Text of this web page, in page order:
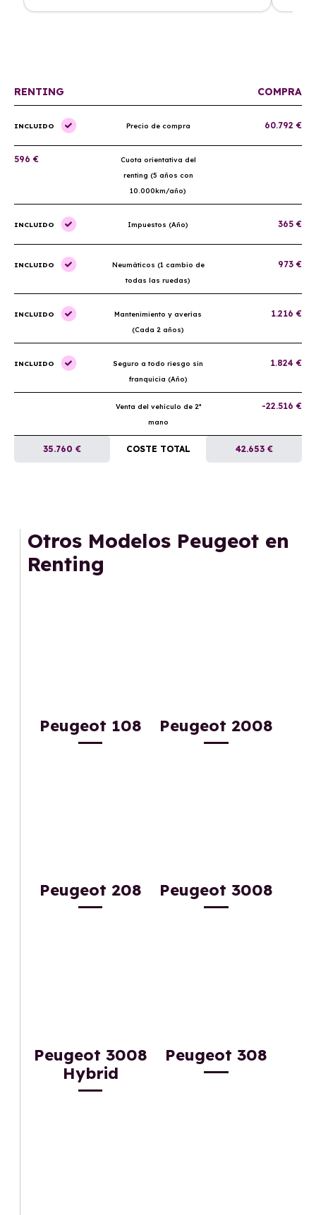
Renting. El coche llegó en perfectas condiciones y el
ha
RENTING COMPRA
INCLUIDO Precio de compra 60.792 €
596 €
Cuota orientativa del
renting (5 años con
10.000km/año)
INCLUIDO Impuestos (Año) 365 €
INCLUIDO
Neumáticos (1 cambio de
todas las ruedas)
973 €
INCLUIDO
Mantenimiento y averías
(Cada 2 años)
1.216 €
INCLUIDO
Seguro a todo riesgo sin
franquicia (Año)
1.824 €
Venta del vehículo de 2ª
mano
-22.516 €
35.760 € COSTE TOTAL 42.653 €
Otros Modelos Peugeot en
Renting
Peugeot 108 Peugeot 2008
Peugeot 208 Peugeot 3008
Peugeot 3008
Hybrid
Peugeot 308